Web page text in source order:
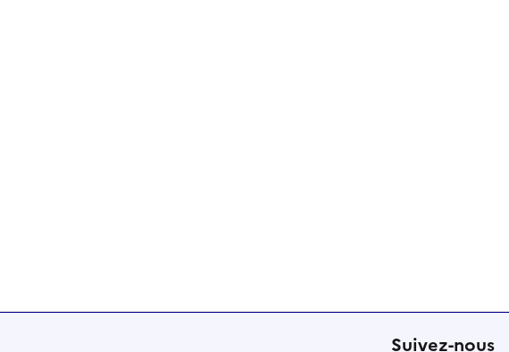
Suivez-nous